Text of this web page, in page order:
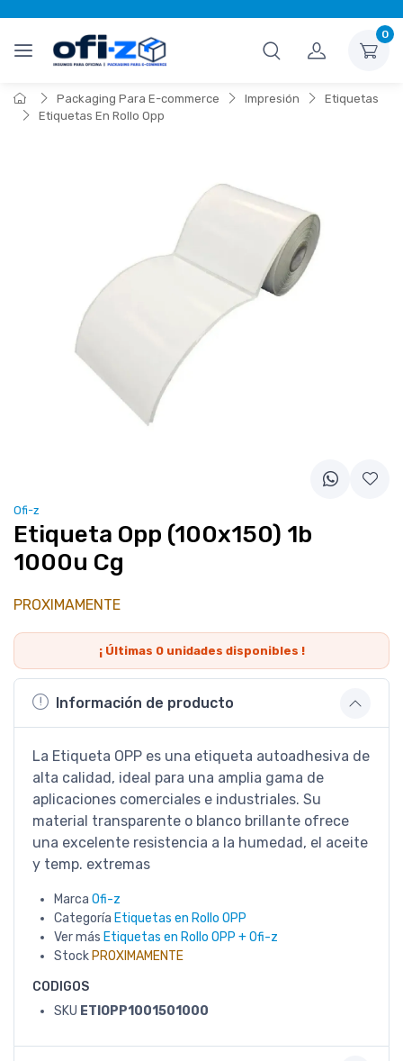
0
Packaging Para E-commerce Impresión
Etiquetas
Etiquetas En Rollo Opp
Ofi-z
Etiqueta Opp (100x150) 1b
1000u Cg
PROXIMAMENTE
¡ Últimas 0unidades disponibles !
Información de producto
La Etiqueta OPP es una etiqueta autoadhesiva de
alta calidad, ideal para una amplia gama de
aplicaciones comerciales e industriales. Su
material transparente o blanco brillante ofrece
una excelente resistencia a la humedad, el aceite
y temp. extremas
Marca Ofi-z
Categoría Etiquetas en Rollo OPP
Ver más Etiquetas en Rollo OPP + Ofi-z
Stock PROXIMAMENTE
CODIGOS
SKU ETIOPP1001501000